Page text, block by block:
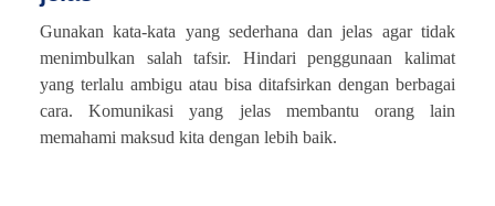
Gunakan kata-kata yang sederhana dan jelas agar tidak
menimbulkan salah tafsir. Hindari penggunaan kalimat
yang terlalu ambigu atau bisa ditafsirkan dengan berbagai
cara. Komunikasi yang jelas membantu orang lain
memahami maksud kita dengan lebih baik.